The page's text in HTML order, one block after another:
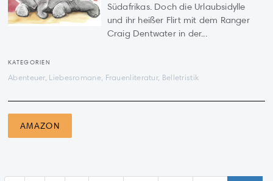
Südafrikas. Doch die Urlaubsidylle
und ihr heißer Flirt mit dem Ranger
Craig Dentwater in der...
KATEGORIEN
Abenteuer, Liebesromane, Frauenliteratur, Belletristik
AMAZON